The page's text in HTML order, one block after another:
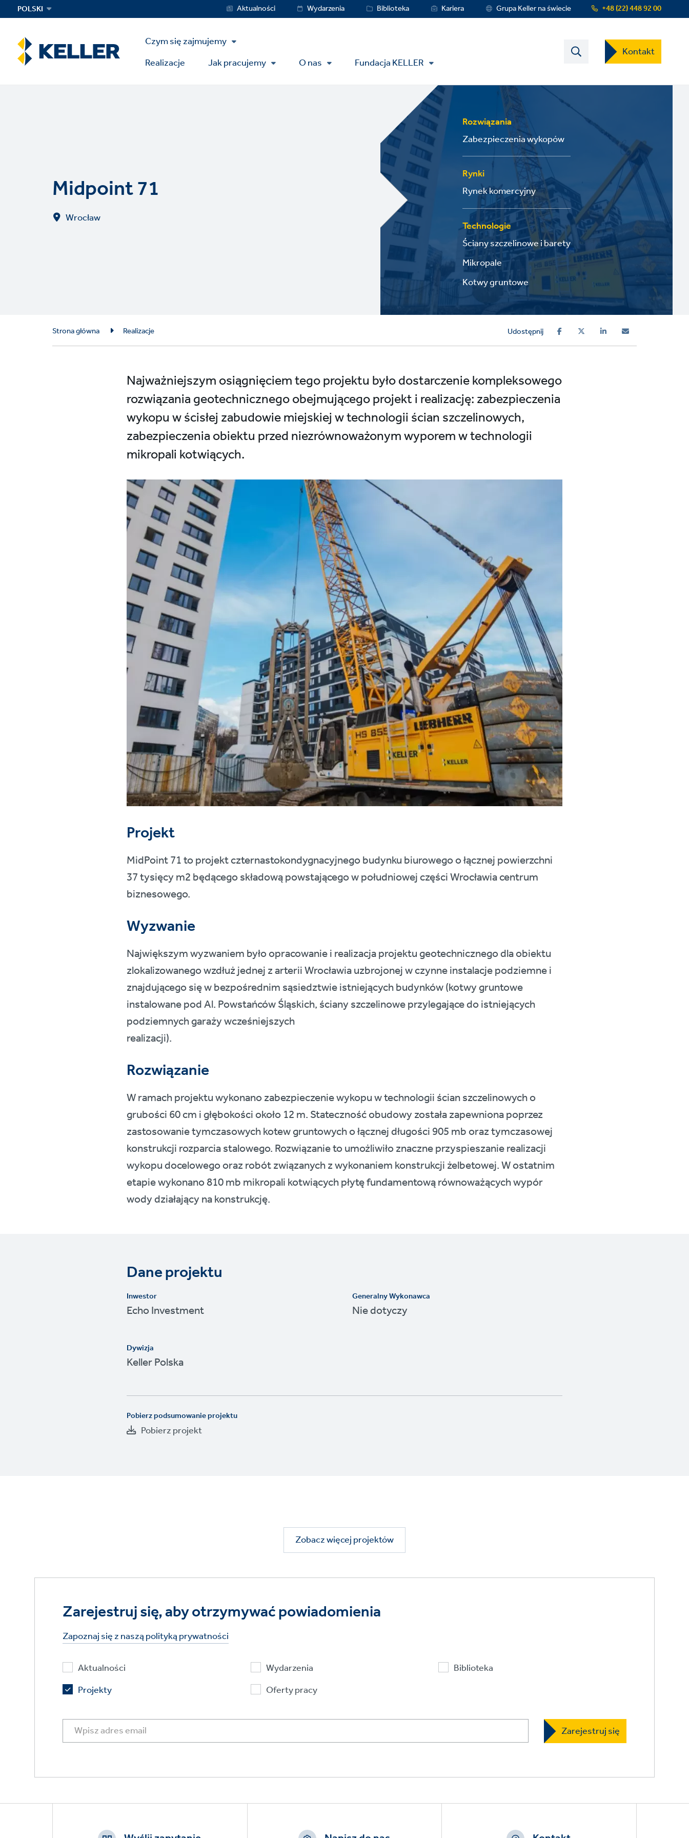
to
content
POLSKI +48 (22) 448 92 00
Service
MenuAktualności Wydarzenia Biblioteka Kariera Grupa Keller na świecie
Main
Menu
Czym się zajmujemy
Realizacje
Jak pracujemy O nas Fundacja KELLER
Contact
US
Dropdown
Kontakt
Midpoint 71
Wrocław
Rozwiązania
Zabezpieczenia wykopów
Rynki
Rynek komercyjny
Technologie
Ściany szczelinowe i barety
Mikropale
Kotwy gruntowe
Breadcrumb
Strona główna Realizacje Udostępnij
Najważniejszym osiągnięciem tego projektu było dostarczenie kompleksowego
rozwiązania geotechnicznego obejmującego projekt i realizację: zabezpieczenia
wykopu w ścisłej zabudowie miejskiej w technologii ścian szczelinowych,
zabezpieczenia obiektu przed niezrównoważonym wyporem w technologii
mikropali kotwiących.
Projekt
MidPoint 71 to projekt czternastokondygnacyjnego budynku biurowego o łącznej powierzchni
37 tysięcy m2 będącego składową powstającego w południowej części Wrocławia centrum
biznesowego.
Wyzwanie
Największym wyzwaniem było opracowanie i realizacja projektu geotechnicznego dla obiektu
zlokalizowanego wzdłuż jednej z arterii Wrocławia uzbrojonej w czynne instalacje podziemne i
znajdującego się w bezpośrednim sąsiedztwie istniejących budynków (kotwy gruntowe
instalowane pod Al. Powstańców Śląskich, ściany szczelinowe przylegające do istniejących
podziemnych garaży wcześniejszych
realizacji).
Rozwiązanie
W ramach projektu wykonano zabezpieczenie wykopu w technologii ścian szczelinowych o
grubości 60 cm i głębokości około 12 m. Stateczność obudowy została zapewniona poprzez
zastosowanie tymczasowych kotew gruntowych o łącznej długości 905 mb oraz tymczasowej
konstrukcji rozparcia stalowego. Rozwiązanie to umożliwiło znaczne przyspieszanie realizacji
wykopu docelowego oraz robót związanych z wykonaniem konstrukcji żelbetowej. W ostatnim
etapie wykonano 810 mb mikropali kotwiących płytę fundamentową równoważących wypór
wody działający na konstrukcję.
Dane projektu
Inwestor
Echo Investment
Dywizja
Keller Polska
Generalny Wykonawca
Nie dotyczy
Pobierz podsumowanie projektu
Pobierz projekt
Zobacz więcej projektów
Zarejestruj się, aby otrzymywać powiadomienia
Zapoznaj się z naszą polityką prywatności
Aktualności
Wydarzenia
Biblioteka
Projekty
Oferty pracy
Footer